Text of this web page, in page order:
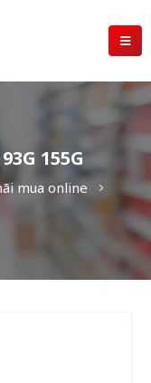
155G
mua online